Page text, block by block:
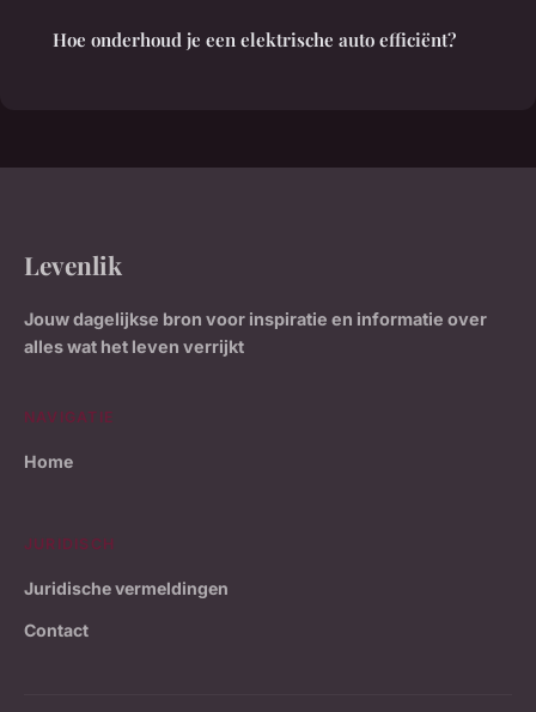
Hoe onderhoud je een elektrische auto efficiënt?
Levenlik
Jouw dagelijkse bron voor inspiratie en informatie over
alles wat het leven verrijkt
NAVIGATIE
Home
JURIDISCH
Juridische vermeldingen
Contact